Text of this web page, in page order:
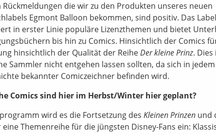
Rückmeldungen die wir zu den Produkten unseres neuen
Egmont Balloon bekommen, sind positiv. Das Label
in erster Linie populäre Lizenzthemen und bietet
bis hin zu Comics. Hinsichtlich der Comics
hinsichtlich der Qualität der ReiheDer kleine Prinz.
Sammler nicht entgehen lassen sollten, da sich in
bekannter Comiczeichner befinden wird.
Comics sind hier im Herbst/Winter hier geplant?
wird es die Fortsetzung des Kleinen Prinzen und
Themenreihe für die jüngsten Disney-Fans ein: